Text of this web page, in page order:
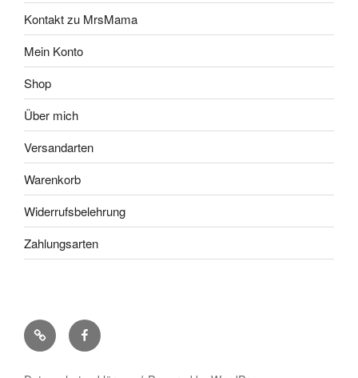
Kontakt zu MrsMama
Mein Konto
Shop
Über mich
Versandarten
Warenkorb
Widerrufsbelehrung
Zahlungsarten
PinterestFacebook